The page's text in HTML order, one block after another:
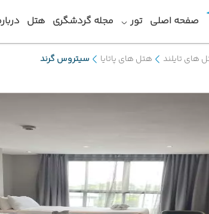
صفحه اصلی تور مجله گردشگری هتل
های تایلند هتل های پاتایا سیتروس گرند